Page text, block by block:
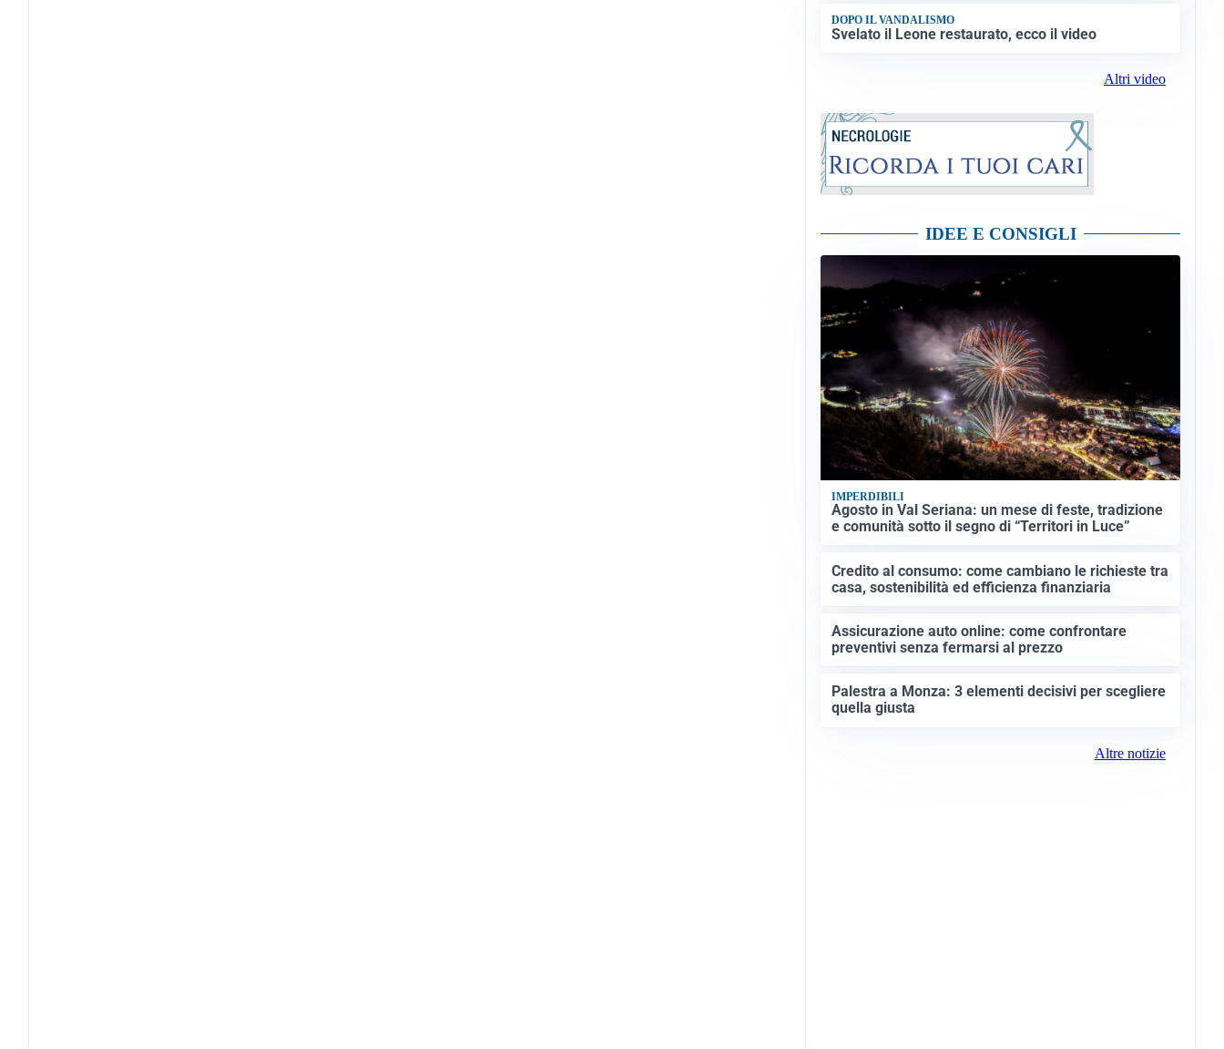
DOPO IL VANDALISMO
Svelato il Leone restaurato, ecco il video
Altri video
IDEE E CONSIGLI
IMPERDIBILI
Agosto in Val Seriana: un mese di feste, tradizione
e comunità sotto il segno di “Territori in Luce”
Credito al consumo: come cambiano le richieste tra
casa, sostenibilità ed efficienza finanziaria
Assicurazione auto online: come confrontare
preventivi senza fermarsi al prezzo
Palestra a Monza: 3 elementi decisivi per scegliere
quella giusta
Altre notizie